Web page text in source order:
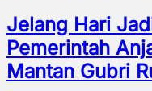
Jelang Hari
Pemerintah
Mantan Gubri